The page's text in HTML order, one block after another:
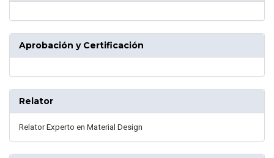
Aprobación y Certificación
Relator
Relator Experto en Material Design